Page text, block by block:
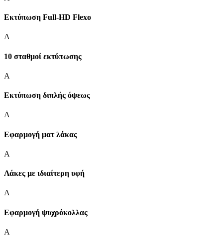
Εκτύπωση Full-HD Flexo
A
10 σταθμοί εκτύπωσης
A
Εκτύπωση διπλής όψεως
A
Εφαρμογή ματ λάκας
A
Λάκες με ιδιαίτερη υφή
A
Εφαρμογή ψυχρόκολλας
A